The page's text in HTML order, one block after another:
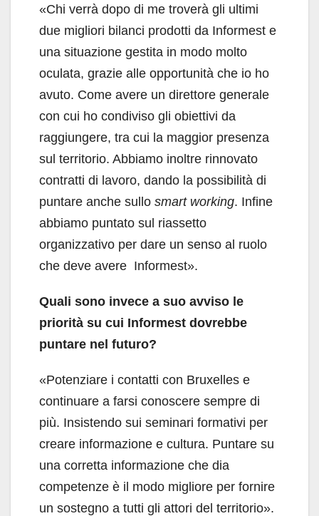
«Chi verrà dopo di me troverà gli ultimi
due migliori bilanci prodotti da Informest e
una situazione gestita in modo molto
oculata, grazie alle opportunità che io ho
avuto. Come avere un direttore generale
con cui ho condiviso gli obiettivi da
raggiungere, tra cui la maggior presenza
sul territorio. Abbiamo inoltre rinnovato
contratti di lavoro, dando la possibilità di
puntare anche sullo smart working. Infine
abbiamo puntato sul riassetto
organizzativo per dare un senso al ruolo
che deve avere Informest».
Quali sono invece a suo avviso le
priorità su cui Informest dovrebbe
puntare nel futuro?
«Potenziare i contatti con Bruxelles e
continuare a farsi conoscere sempre di
più. Insistendo sui seminari formativi per
creare informazione e cultura. Puntare su
una corretta informazione che dia
competenze è il modo migliore per fornire
un sostegno a tutti gli attori del territorio».